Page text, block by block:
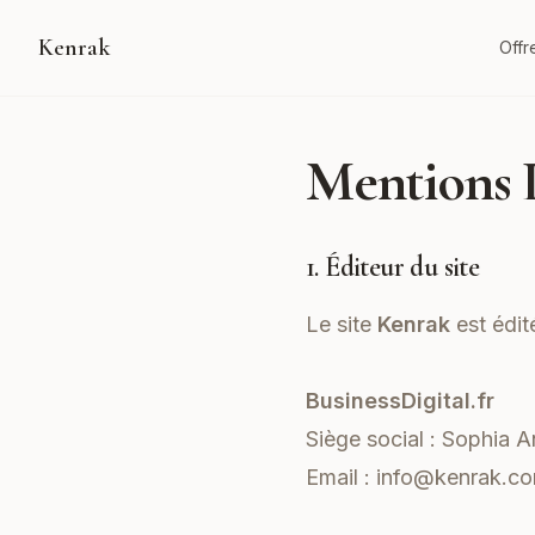
Kenrak
Mentions
1. Éditeur du site
Le site Kenrak est
BusinessDigital.fr
Siège social : Sophia
Email :